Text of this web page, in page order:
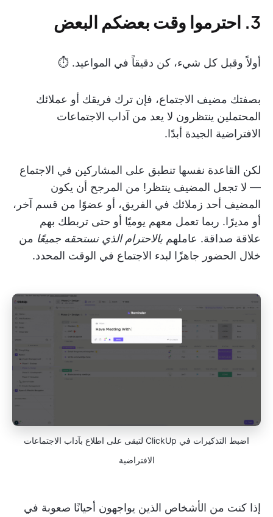
3. احترموا وقت بعضكم البعض
أولاً وقبل كل شيء، كن دقيقاً في المواعيد. ⏱
بصفتك مضيف الاجتماع، فإن ترك فريقك أو عملائك
المحتملين ينتظرون لا يعد من آداب الاجتماعات
الافتراضية الجيدة أبدًا.
لكن القاعدة نفسها تنطبق على المشاركين في الاجتماع
— لا تجعل المضيف ينتظر! من المرجح أن يكون
المضيف أحد زملائك في الفريق، أو عضوًا من قسم آخر،
أو مديرًا. ربما تعمل معهم يوميًا أو حتى تربطك بهم
علاقة صداقة. عاملهم بالاحترام الذي نستحقه جميعًا من
خلال الحضور جاهزًا لبدء الاجتماع في الوقت المحدد.
اضبط التذكيرات في ClickUp لتبقى على اطلاع بآداب الاجتماعات
الافتراضية
إذا كنت من الأشخاص الذين يواجهون أحيانًا صعوبة في